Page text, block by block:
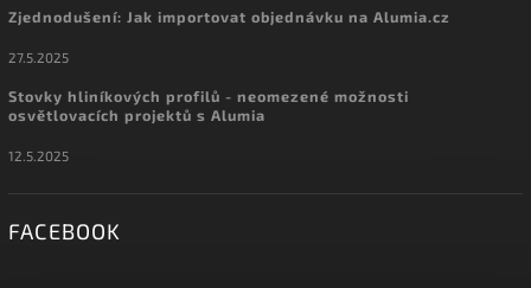
Zjednodušení: Jak importovat objednávku na Alumia.cz
27.5.2025
Stovky hliníkových profilů - neomezené možnosti
osvětlovacích projektů s Alumia
12.5.2025
FACEBOOK